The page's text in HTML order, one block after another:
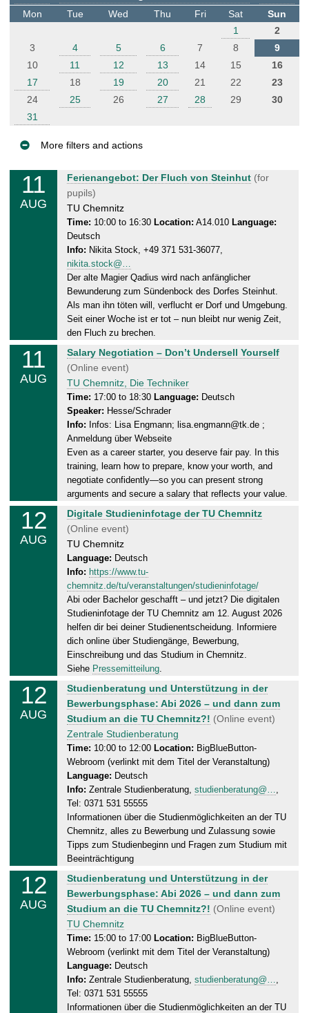
t
e
Mon
Tue Wed Thu Fri Sat
Sun
1
2
3
4 5 6 7 8
9
10
11 12 13 14 15
16
17
18 19 20 21 22
23
24
25 26 27 28 29
30
31
More filters and actions
11
AUG
T
u
e
s
d
a
y
,
1
.
8
.
2
0
2
6
Ferienangebot: Der Fluch von Steinhut (for
pupils)
TU Chemnitz
Time: 10:00 to 16:30 Location: A14.010 Language:
Deutsch
Info: Nikita Stock, +49 371 531-36077,
nikita.stock@…
Der alte Magier Qadius wird nach anfänglicher
Bewunderung zum Sündenbock des Dorfes Steinhut.
Als man ihn töten will, verflucht er Dorf und Umgebung.
Seit einer Woche ist er tot – nun bleibt nur wenig Zeit,
den Fluch zu brechen.
11
AUG
T
u
e
s
d
a
y
,
0
8
2
2
6
Salary Negotiation – Don’t Undersell Yourself
(Online event)
TU Chemnitz, Die Techniker
Time: 17:00 to 18:30 Language: Deutsch
Speaker: Hesse/Schrader
Info: Infos: Lisa Engmann; lisa.engmann@tk.de ;
Anmeldung über Webseite
Even as a career starter, you deserve fair pay. In this
training, learn how to prepare, know your worth, and
negotiate confidently—so you can present strong
arguments and secure a salary that reflects your value.
12
AUG
W
e
d
n
e
s
d
a
,
1
.
0
8
.
2
0
2
6
Digitale Studieninfotage der TU Chemnitz
(Online event)
TU Chemnitz
Language: Deutsch
Info: https://www.tu-
chemnitz.de/tu/veranstaltungen/studieninfotage/
Abi oder Bachelor geschafft – und jetzt? Die digitalen
Studieninfotage der TU Chemnitz am 12. August 2026
helfen dir bei deiner Studienentscheidung. Informiere
dich online über Studiengänge, Bewerbung,
Einschreibung und das Studium in Chemnitz.
Siehe Pressemitteilung.
12
AUG
W
e
d
n
e
s
d
a
y
1
2
0
8
.
2
0
2
6
Studienberatung und Unterstützung in der
Bewerbungsphase: Abi 2026 – und dann zum
Studium an die TU Chemnitz?! (Online event)
Zentrale Studienberatung
Time: 10:00 to 12:00 Location: BigBlueButton-
Webroom (verlinkt mit dem Titel der Veranstaltung)
Language: Deutsch
Info: Zentrale Studienberatung, studienberatung@…,
Tel: 0371 531 55555
Informationen über die Studienmöglichkeiten an der TU
Chemnitz, alles zu Bewerbung und Zulassung sowie
Tipps zum Studienbeginn und Fragen zum Studium mit
Beeinträchtigung
12
AUG
W
e
d
n
e
s
d
a
y
Studienberatung und Unterstützung in der
Bewerbungsphase: Abi 2026 – und dann zum
Studium an die TU Chemnitz?! (Online event)
TU Chemnitz
Time: 15:00 to 17:00 Location: BigBlueButton-
Webroom (verlinkt mit dem Titel der Veranstaltung)
Language: Deutsch
Info: Zentrale Studienberatung, studienberatung@…,
Tel: 0371 531 55555
Informationen über die Studienmöglichkeiten an der TU